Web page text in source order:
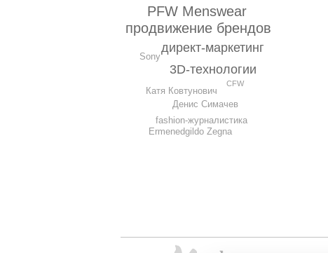
PFW Menswear
продвижение брендов
директ-маркетинг
3D-технологии
Катя Ковтунович
Sony
Денис Симачев
fashion-журналистика
Ermenedgildo Zegna
CFW